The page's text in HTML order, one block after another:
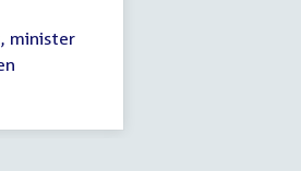
minister